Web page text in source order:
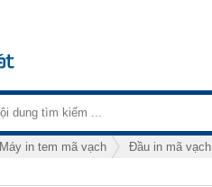
Máy in tem mã vạch Đầu in mã vạch